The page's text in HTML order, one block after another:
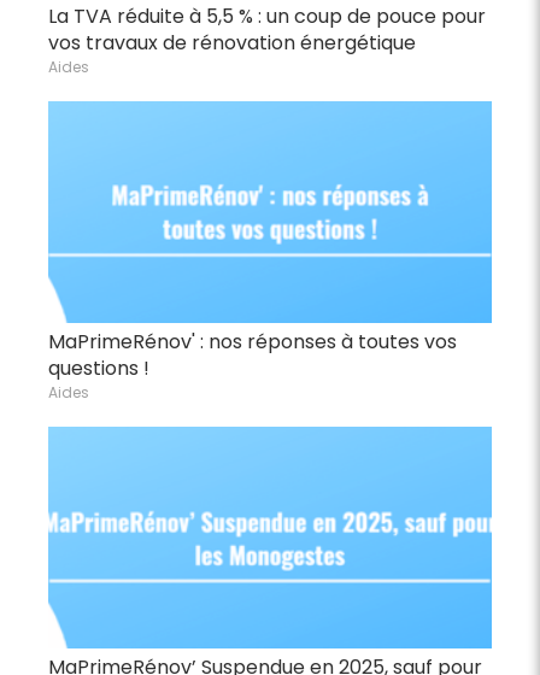
La TVA réduite à 5,5 % : un coup de pouce pour
vos travaux de rénovation énergétique
Aides
MaPrimeRénov' : nos réponses à toutes vos
questions !
Aides
MaPrimeRénov’ Suspendue en 2025, sauf pour